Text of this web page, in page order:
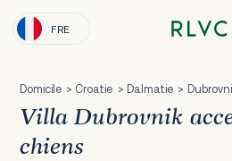
FRE
Domicile Croatie Dalmatie
Villa Dubrovnik
chiens